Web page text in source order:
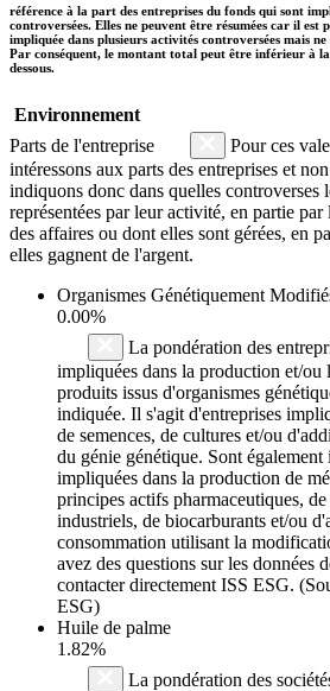
référence à la part des entreprises du fonds qui sont
controversées. Elles ne peuvent être résumées car il est
impliquée dans plusieurs activités controversées mais
Par conséquent, le montant total peut être inférieur à la
dessous.
Environnement
Parts de l'entreprise
Pour ces
intéressons aux parts des entreprises et
indiquons donc dans quelles controverses
représentées par leur activité, en partie
des affaires ou dont elles sont gérées, en
elles gagnent de l'argent.
Organismes Génétiquement
0.00%
La pondération des
impliquées dans la production et/ou
produits issus d'organismes
indiquée. Il s'agit d'entreprises
de semences, de cultures et/ou
du génie génétique. Sont également
impliquées dans la production de
principes actifs pharmaceutiques,
industriels, de biocarburants et/ou
consommation utilisant la
avez des questions sur les données
contacter directement ISS ESG.
ESG)
Huile de palme
1.82%
La pondération des